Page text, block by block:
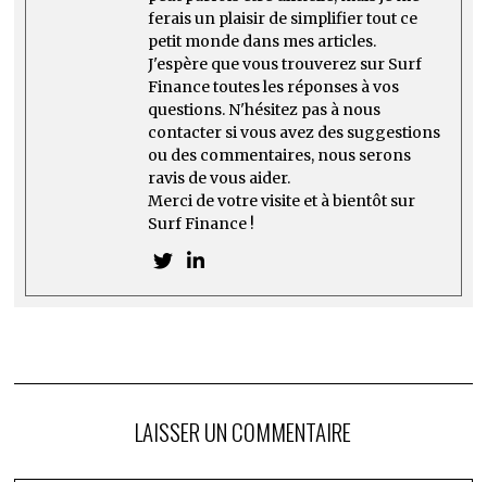
ferais un plaisir de simplifier tout ce
petit monde dans mes articles.
J'espère que vous trouverez sur Surf
Finance toutes les réponses à vos
questions. N'hésitez pas à nous
contacter si vous avez des suggestions
ou des commentaires, nous serons
ravis de vous aider.
Merci de votre visite et à bientôt sur
Surf Finance !
LAISSER UN COMMENTAIRE